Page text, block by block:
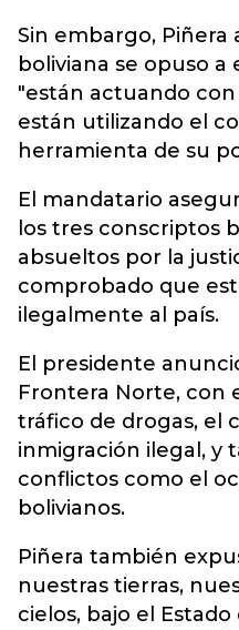
Sin embargo, Piñera
boliviana se opuso a
"están actuando
están utilizando el
herramienta de su
El mandatario
los tres conscriptos
absueltos por la
comprobado que
ilegalmente al país.
El presidente
Frontera Norte, con
tráfico de drogas, el
inmigración ilegal, y
conflictos como el
bolivianos.
Piñera también
nuestras tierras,
cielos, bajo el